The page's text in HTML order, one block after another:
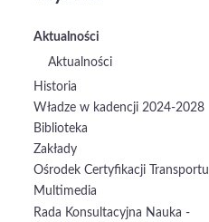
Aktualności
Aktualności
Historia
Władze w kadencji 2024-2028
Biblioteka
Zakłady
Ośrodek Certyfikacji Transportu
Multimedia
Rada Konsultacyjna Nauka -